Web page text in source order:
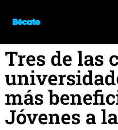
Tres de las
más
Jóvenes a